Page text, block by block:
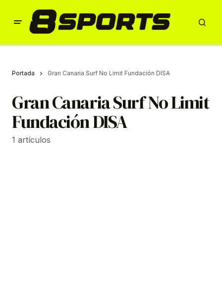
Portada Gran Canaria Surf No Limit Fundación DISA
Gran Canaria Surf No Limit
Fundación DISA
1 artículos